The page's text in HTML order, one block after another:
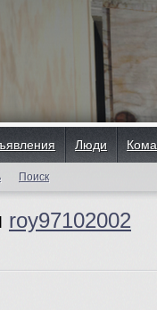
Люди
Поиск
roy97102002